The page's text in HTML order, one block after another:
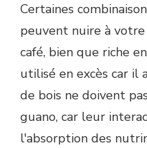
Certaines
peuvent nuire à
café, bien que riche
utilisé en excès car il
de bois ne doivent
guano, car leur
l'absorption des